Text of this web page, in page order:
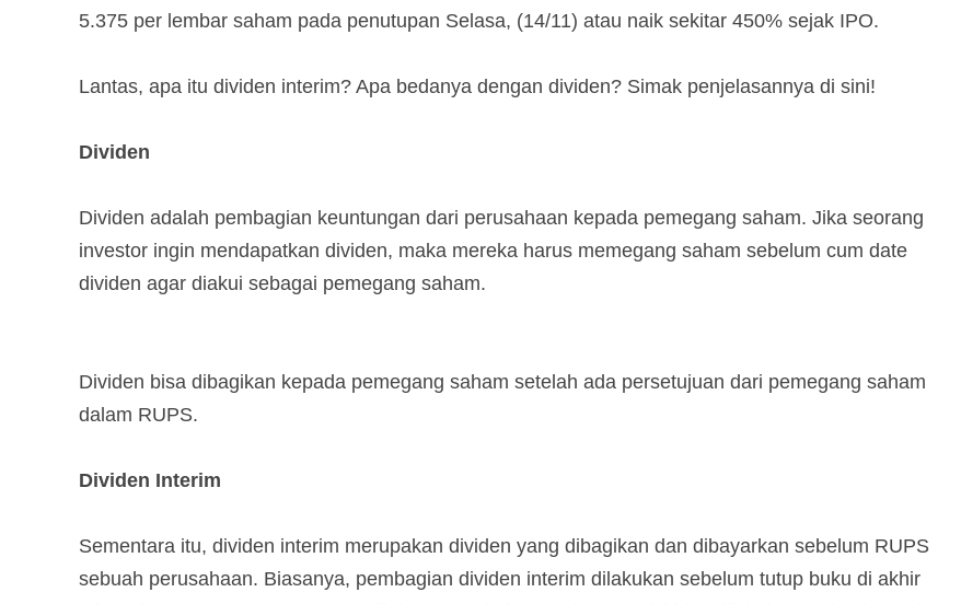
5.375 per lembar saham pada penutupan Selasa, (14/11) atau naik sekitar 450% sejak IPO.
Lantas, apa itu dividen interim? Apa bedanya dengan dividen? Simak penjelasannya di sini!
Dividen
Dividen adalah pembagian keuntungan dari perusahaan kepada pemegang saham. Jika seorang
investor ingin mendapatkan dividen, maka mereka harus memegang saham sebelum cum date
dividen agar diakui sebagai pemegang saham.
Dividen bisa dibagikan kepada pemegang saham setelah ada persetujuan dari pemegang saham
dalam RUPS.
Dividen Interim
Sementara itu, dividen interim merupakan dividen yang dibagikan dan dibayarkan sebelum RUPS
sebuah perusahaan. Biasanya, pembagian dividen interim dilakukan sebelum tutup buku di akhir